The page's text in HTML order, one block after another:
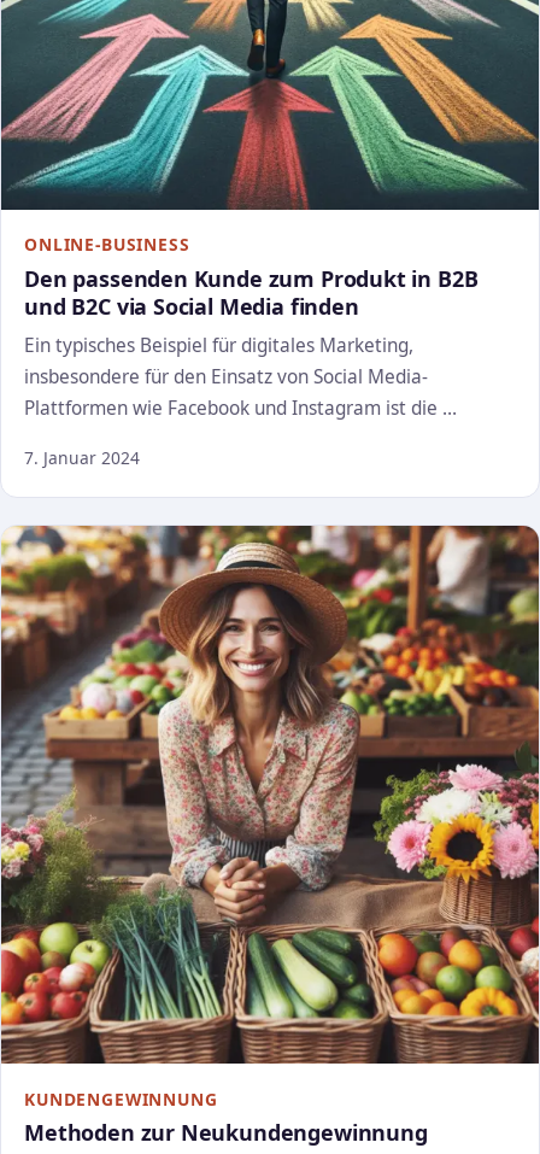
ONLINE-BUSINESS
Den passenden Kunde zum Produkt in B2B
und B2C via Social Media finden
Ein typisches Beispiel für digitales Marketing,
insbesondere für den Einsatz von Social Media-
Plattformen wie Facebook und Instagram ist die …
7. Januar 2024
KUNDENGEWINNUNG
Methoden zur Neukundengewinnung